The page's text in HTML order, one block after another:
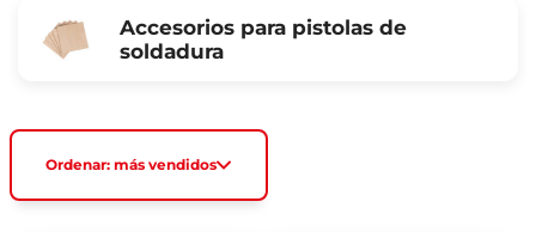
Accesorios para pistolas de
soldadura
Ordenar: más vendidos